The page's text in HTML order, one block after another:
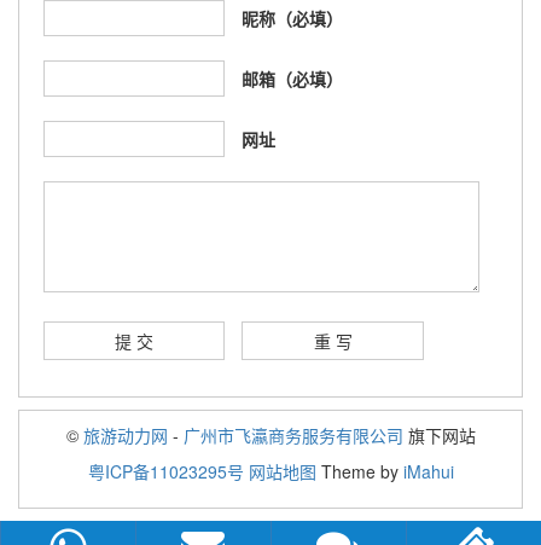
昵称（必填）
邮箱（必填）
网址
© 旅游动力网 - 广州市飞瀛商务服务有限公司 旗下网站
粤ICP备11023295号 网站地图 Theme by iMahui